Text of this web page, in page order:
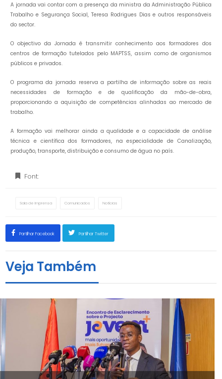
A jornada vai contar com a presença da ministra da Administração Pública
Trabalho e Segurança Social, Teresa Rodrigues Dias e outros responsáveis
do sector.
O objectivo da Jornada é transmitir conhecimento aos formadores dos
centros de formação tutelados pelo MAPTSS, assim como de organismos
públicos e privados.
O programa da jornada reserva a partilha de informação sobre as reais
necessidades de formação e de qualificação da mão-de-obra,
proporcionando a aquisição de competências alinhadas ao mercado de
trabalho.
A formação vai melhorar ainda a qualidade e a capacidade de análise
técnica e científica dos formadores, na especialidade de Canalização,
produção, transporte, distribuição e consumo de água no país.
Font:
Sala de Imprensa Comunicados Notícias
Partilhar Facebook Partilhar Twitter
Veja Também